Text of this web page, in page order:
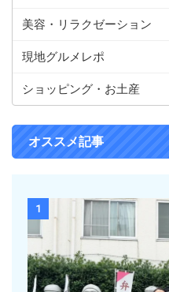
美容・リラクゼーション
現地グルメレポ
ショッピング・お土産
オススメ記事
1